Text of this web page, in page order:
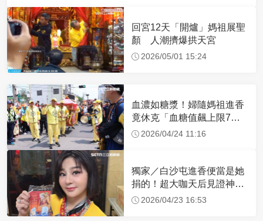
回宮12天「開爐」媽祖展聖
顏 人潮擠爆拱天宮
2026/05/01 15:24
血濃如糖漿！婦隨媽祖進香
竟休克「血糖值飆上限7
倍」 醫曝原因
2026/04/24 11:16
獨家／白沙屯進香便當是她
捐的！超大咖天后見證神
蹟 一靠近媽祖就爆哭
2026/04/23 16:53